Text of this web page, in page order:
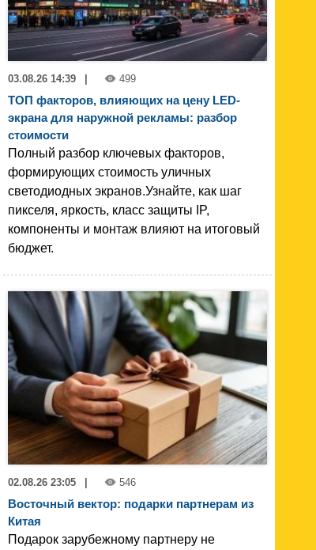
03.08.26 14:39 499
ТОП факторов, влияющих на цену LED-
экрана для наружной рекламы: разбор
стоимости
Полный разбор ключевых факторов,
формирующих стоимость уличных
светодиодных экранов.Узнайте, как шаг
пикселя, яркость, класс защиты IP,
компоненты и монтаж влияют на итоговый
бюджет.
02.08.26 23:05 | 546
Восточный вектор: подарки партнерам из
Китая
Подарок зарубежному партнеру не